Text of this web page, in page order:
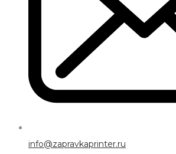
info@zapravkaprinter.ru